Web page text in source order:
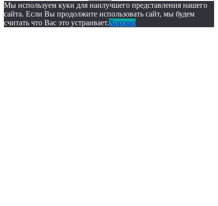
Мы используем куки для наилучшего представления нашего
сайта. Если Вы продолжите использовать сайт, мы будем
считать что Вас это устраивает.Хорошо